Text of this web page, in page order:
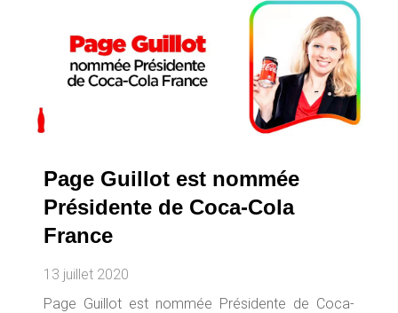
Page Guillot est nommée
Présidente de Coca-Cola
France
13 juillet 2020
Page Guillot est nommée Présidente de Coca-